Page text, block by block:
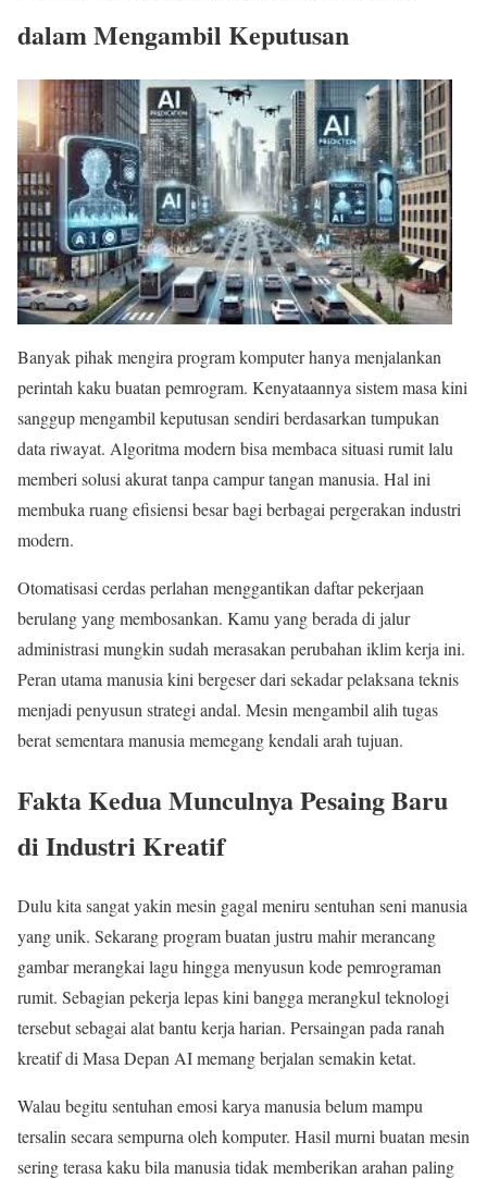
dalam Mengambil Keputusan
Banyak pihak mengira program komputer hanya menjalankan
perintah kaku buatan pemrogram. Kenyataannya sistem masa kini
sanggup mengambil keputusan sendiri berdasarkan tumpukan
data riwayat. Algoritma modern bisa membaca situasi rumit lalu
memberi solusi akurat tanpa campur tangan manusia. Hal ini
membuka ruang efisiensi besar bagi berbagai pergerakan industri
modern.
Otomatisasi cerdas perlahan menggantikan daftar pekerjaan
berulang yang membosankan. Kamu yang berada di jalur
administrasi mungkin sudah merasakan perubahan iklim kerja ini.
Peran utama manusia kini bergeser dari sekadar pelaksana teknis
menjadi penyusun strategi andal. Mesin mengambil alih tugas
berat sementara manusia memegang kendali arah tujuan.
Fakta Kedua Munculnya Pesaing Baru
di Industri Kreatif
Dulu kita sangat yakin mesin gagal meniru sentuhan seni manusia
yang unik. Sekarang program buatan justru mahir merancang
gambar merangkai lagu hingga menyusun kode pemrograman
rumit. Sebagian pekerja lepas kini bangga merangkul teknologi
tersebut sebagai alat bantu kerja harian. Persaingan pada ranah
kreatif di Masa Depan AI memang berjalan semakin ketat.
Walau begitu sentuhan emosi karya manusia belum mampu
tersalin secara sempurna oleh komputer. Hasil murni buatan mesin
sering terasa kaku bila manusia tidak memberikan arahan paling